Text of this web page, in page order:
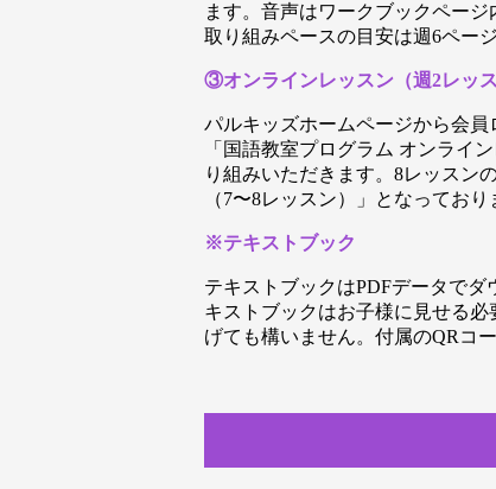
ます。音声はワークブックペー
取り組みペースの目安は週6ペー
③オンラインレッスン（週2レッス
パルキッズホームページから会
「国語教室プログラム オンライ
り組みいただきます。8レッスン
（7〜8レッスン）」となってお
※テキストブック
テキストブックはPDFデータで
キストブックはお子様に見せる
げても構いません。付属のQRコ